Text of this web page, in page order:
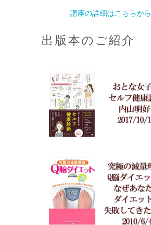
講座の詳細はこちらから
出版本のご紹介